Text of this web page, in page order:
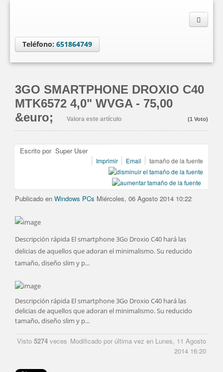
Teléfono: 651864749
3GO SMARTPHONE DROXIO C40
MTK6572 4,0" WVGA - 75,00
&euro;
Valora este artículo (1 Voto)
Escrito por Super User
Imprimir Email tamaño de la fuente
Publicado en Windows PCs Miércoles, 06 Agosto 2014 10:22
Descripción rápida El smartphone 3Go Droxio C40 hará las
delicias de aquellos que adoran el minimalismo. Su reducido
tamaño, diseño slim y p...
Descripción rápida El smartphone 3Go Droxio C40 hará las
delicias de aquellos que adoran el minimalismo. Su reducido
tamaño, diseño slim y p...
Visto 5274 veces Modificado por última vez en Lunes, 11 Agosto
2014 16:20